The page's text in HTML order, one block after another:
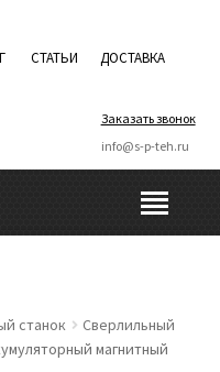
СТАТЬИ
ДОСТАВКА
Заказать звонок
info@s-p-teh.ru
станок
Сверлильный
магнитный